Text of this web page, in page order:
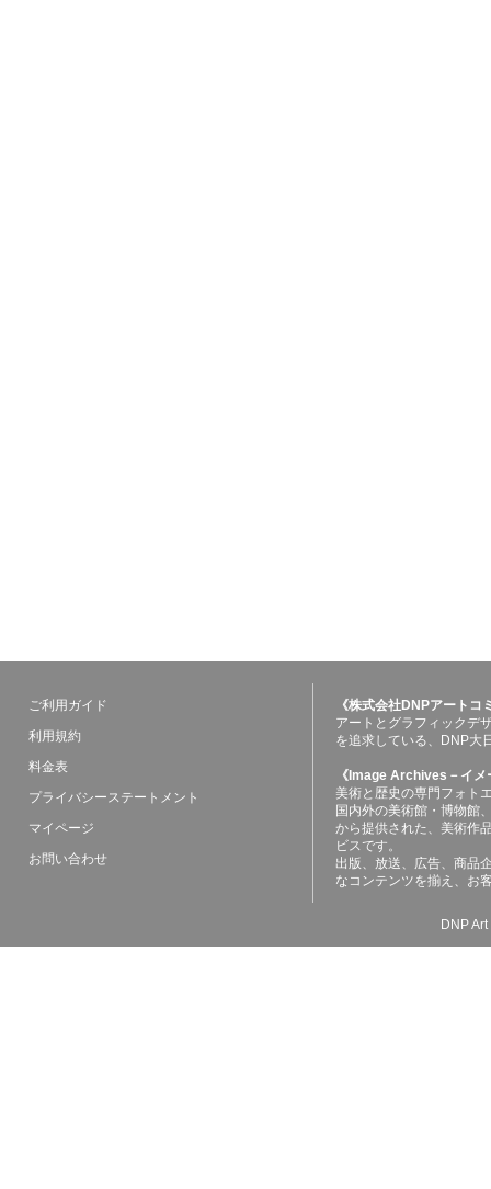
ご利用ガイド
利用規約
料金表
プライバシーステートメント
マイページ
お問い合わせ
《株式会社DNPアート
アートとグラフィックデ
を追求している、DNP大
《Image Archives－イ
美術と歴史の専門フォト
国内外の美術館・博物館
から提供された、美術作
ビスです。
出版、放送、広告、商品
なコンテンツを揃え、お
DNP